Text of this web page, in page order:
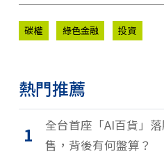
碳權 綠色金融 投資
熱門推薦
1
全台首座「AI百貨」
售，背後有何盤算？